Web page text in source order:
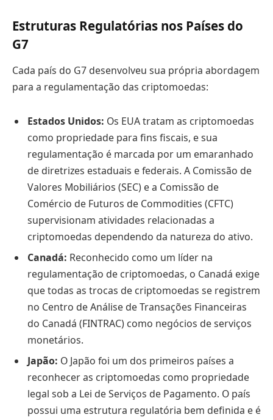
Estruturas Regulatórias nos Países do
G7
Cada país do G7 desenvolveu sua própria abordagem
para a regulamentação das criptomoedas:
Estados Unidos: Os EUA tratam as criptomoedas
como propriedade para fins fiscais, e sua
regulamentação é marcada por um emaranhado
de diretrizes estaduais e federais. A Comissão de
Valores Mobiliários (SEC) e a Comissão de
Comércio de Futuros de Commodities (CFTC)
supervisionam atividades relacionadas a
criptomoedas dependendo da natureza do ativo.
Canadá: Reconhecido como um líder na
regulamentação de criptomoedas, o Canadá exige
que todas as trocas de criptomoedas se registrem
no Centro de Análise de Transações Financeiras
do Canadá (FINTRAC) como negócios de serviços
monetários.
Japão: O Japão foi um dos primeiros países a
reconhecer as criptomoedas como propriedade
legal sob a Lei de Serviços de Pagamento. O país
possui uma estrutura regulatória bem definida e é